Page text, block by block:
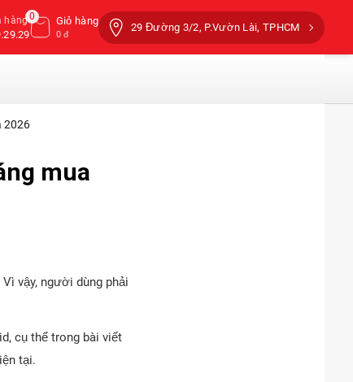
hàng Giỏ hàng
0 đ
0
29 Đường 3/2, P.Vườn Lài, TPHCM
2026
mua
vậy, người dùng phải
cụ thể trong bài viết
tại.